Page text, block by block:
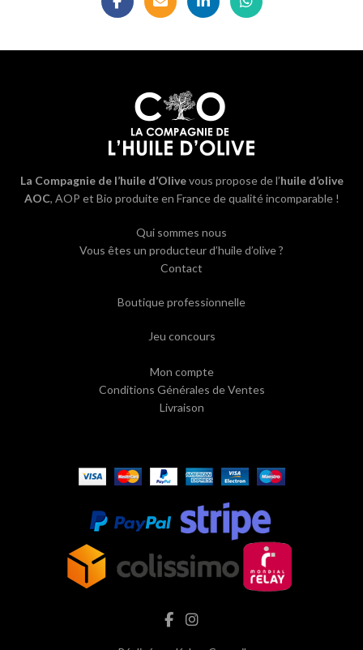
La Compagnie de l’huile d’Olivevous propose de l’huile d’olive
AOC, AOP et Bio produite en France de qualité incomparable !
Qui sommes nous
Vous êtes un producteur d’huile d’olive ?
Contact
Boutique professionnelle
Jeu concours
Mon compte
Conditions Générales de Ventes
Livraison